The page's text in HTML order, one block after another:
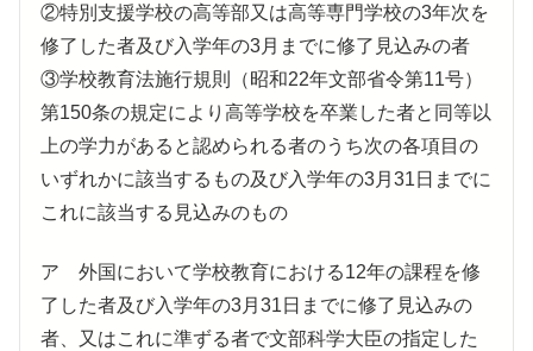
②特別支援学校の高等部又は高等専門学校の3年次を
修了した者及び入学年の3月までに修了見込みの者
③学校教育法施行規則（昭和22年文部省令第11号）
第150条の規定により高等学校を卒業した者と同等以
上の学力があると認められる者のうち次の各項目の
いずれかに該当するもの及び入学年の3月31日までに
これに該当する見込みのもの
ア 外国において学校教育における12年の課程を修
了した者及び入学年の3月31日までに修了見込みの
者、又はこれに準ずる者で文部科学大臣の指定した